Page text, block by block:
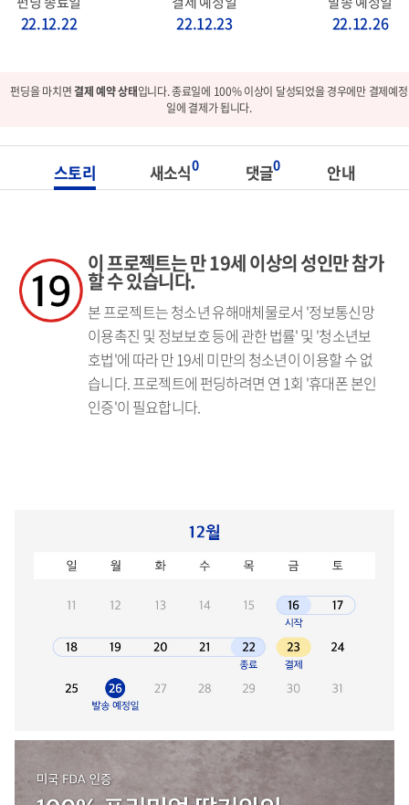
22.12.22 22.12.23 22.12.26
펀딩을 마치면결제 예약 상태입니다. 종료일에 100% 이상이 달성되었을 경우에만 결제예정
일에 결제가 됩니다.
스토리 새소식0 댓글0 안내
이 프로젝트는 만 19세 이상의 성인만 참가
할 수 있습니다.
본 프로젝트는 청소년 유해매체물로서 '정보통신망
이용촉진 및 정보보호 등에 관한 법률' 및 '청소년보
호법'에 따라 만 19세 미만의 청소년이 이용할 수 없
습니다. 프로젝트에 펀딩하려면 연 1회 '휴대폰 본인
인증'이 필요합니다.